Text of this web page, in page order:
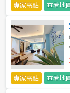
4房
屋齡
專家亮點
查看地
專家亮點
查看地